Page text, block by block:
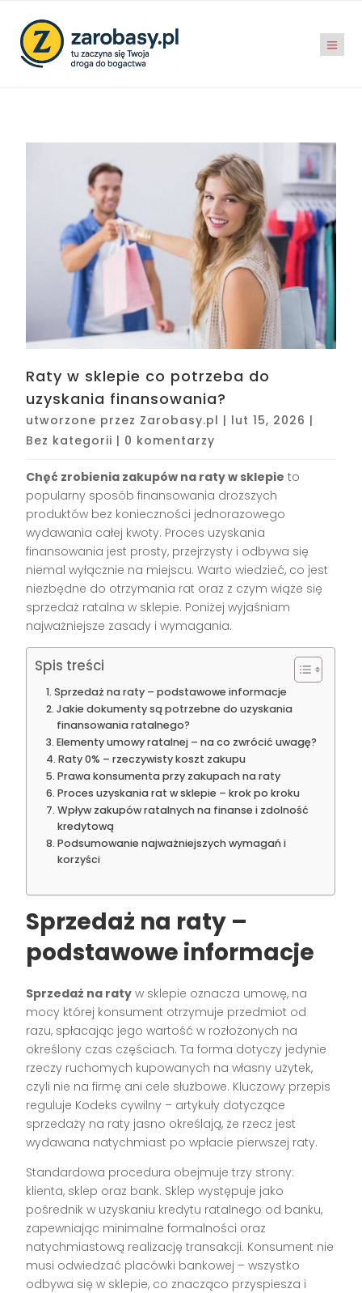
Raty w sklepie co potrzeba do
uzyskania finansowania?
utworzone przez Zarobasy.pl | lut 15, 2026 |
Bez kategorii | 0 komentarzy
Chęć zrobienia zakupów na raty w sklepie to
popularny sposób finansowania droższych
produktów bez konieczności jednorazowego
wydawania całej kwoty. Proces uzyskania
finansowania jest prosty, przejrzysty i odbywa się
niemal wyłącznie na miejscu. Warto wiedzieć, co jest
niezbędne do otrzymania rat oraz z czym wiąże się
sprzedaż ratalna w sklepie. Poniżej wyjaśniam
najważniejsze zasady i wymagania.
Spis treści
Sprzedaż na raty – podstawowe informacje
Jakie dokumenty są potrzebne do uzyskania
finansowania ratalnego?
Elementy umowy ratalnej – na co zwrócić uwagę?
Raty 0% – rzeczywisty koszt zakupu
Prawa konsumenta przy zakupach na raty
Proces uzyskania rat w sklepie – krok po kroku
Wpływ zakupów ratalnych na finanse i zdolność
kredytową
Podsumowanie najważniejszych wymagań i
korzyści
Sprzedaż na raty –
podstawowe informacje
Sprzedaż na raty w sklepie oznacza umowę, na
mocy której konsument otrzymuje przedmiot od
razu, spłacając jego wartość w rozłożonych na
określony czas częściach. Ta forma dotyczy jedynie
rzeczy ruchomych kupowanych na własny użytek,
czyli nie na firmę ani cele służbowe. Kluczowy przepis
reguluje Kodeks cywilny – artykuły dotyczące
sprzedaży na raty jasno określają, że rzecz jest
wydawana natychmiast po wpłacie pierwszej raty.
Standardowa procedura obejmuje trzy strony:
klienta, sklep oraz bank. Sklep występuje jako
pośrednik w uzyskaniu kredytu ratalnego od banku,
zapewniając minimalne formalności oraz
natychmiastową realizację transakcji. Konsument nie
musi odwiedzać placówki bankowej – wszystko
odbywa się w sklepie, co znacząco przyspiesza i